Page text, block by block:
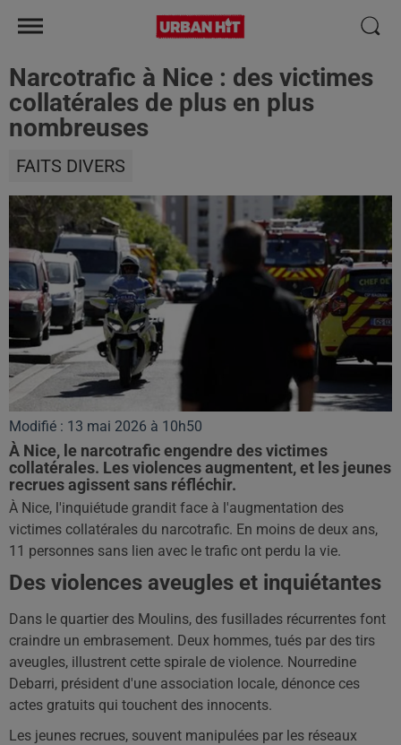
Narcotrafic à Nice : des victimes
collatérales de plus en plus
nombreuses
FAITS DIVERS
Modifié : 13 mai 2026 à 10h50
À Nice, le narcotrafic engendre des victimes
collatérales. Les violences augmentent, et les jeunes
recrues agissent sans réfléchir.
À Nice, l'inquiétude grandit face à l'augmentation des
victimes collatérales du narcotrafic. En moins de deux ans,
11 personnes sans lien avec le trafic ont perdu la vie.
Des violences aveugles et inquiétantes
Dans le quartier des Moulins, des fusillades récurrentes font
craindre un embrasement. Deux hommes, tués par des tirs
aveugles, illustrent cette spirale de violence. Nourredine
Debarri, président d'une association locale, dénonce ces
actes gratuits qui touchent des innocents.
Les jeunes recrues, souvent manipulées par les réseaux